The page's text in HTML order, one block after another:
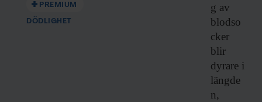
PREMIUM
DÖDLIGHET
g av
blodso
cker
blir
dyrare i
längde
n,